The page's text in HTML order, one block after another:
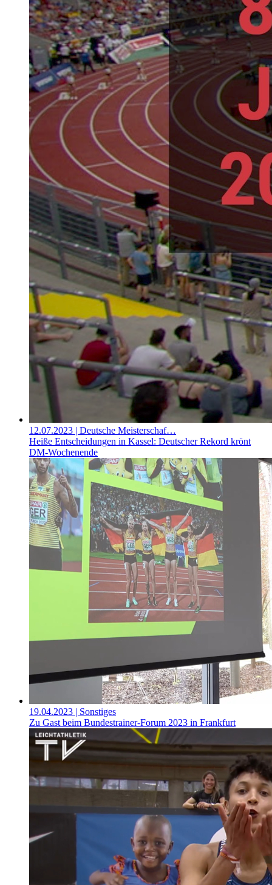
12.07.2023 | Deutsche Meisterschaf…
Heiße Entscheidungen in Kassel: Deutscher Rekord krönt
DM-Wochenende
19.04.2023 | Sonstiges
Zu Gast beim Bundestrainer-Forum 2023 in Frankfurt